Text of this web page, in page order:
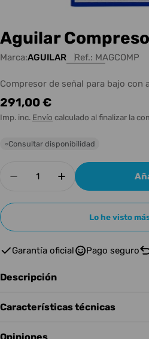
Aguilar
Marca:AGUILAR Ref.: MAGCOMP
Compresor de señal para bajo con
Precio
habitual
291,00 €
Imp. inc. Envío calculado al finalizar la
○Consultar disponibilidad
Disminuir cantidad para
Aumentar
Lo he visto
Garantía oficial Pago seguro
Descripción
Características técnicas